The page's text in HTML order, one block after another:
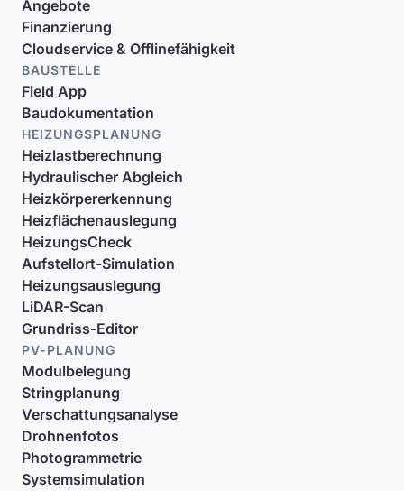
Angebote
Finanzierung
Cloudservice & Offlinefähigkeit
BAUSTELLE
Field App
Baudokumentation
HEIZUNGSPLANUNG
Heizlastberechnung
Hydraulischer Abgleich
Heizkörpererkennung
Heizflächenauslegung
HeizungsCheck
Aufstellort-Simulation
Heizungsauslegung
LiDAR-Scan
Grundriss-Editor
PV-PLANUNG
Modulbelegung
Stringplanung
Verschattungsanalyse
Drohnenfotos
Photogrammetrie
Systemsimulation